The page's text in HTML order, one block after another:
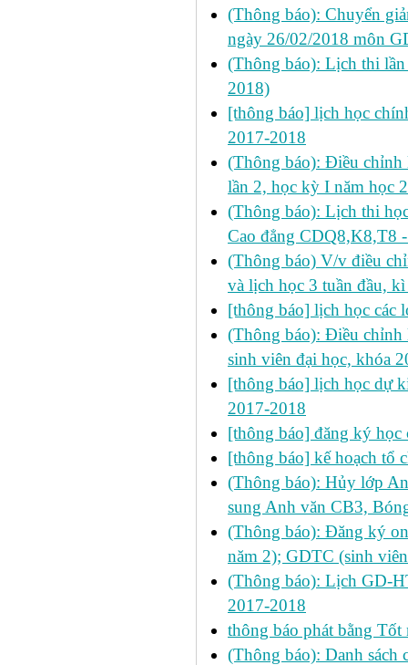
(Thông báo): Chuyển
ngày 26/02/2018 môn
(Thông báo): Lịch thi
2018)
[thông báo] lịch học
2017-2018
(Thông báo): Điều
lần 2, học kỳ I năm học
(Thông báo): Lịch thi
Cao đẳng CDQ8,K8,T8
(Thông báo) V/v điều
và lịch học 3 tuần đầu,
[thông báo] lịch học các
(Thông báo): Điều chỉnh
sinh viên đại học, khóa
[thông báo] lịch học dự
2017-2018
[thông báo] đăng ký
[thông báo] kế hoạch tổ
(Thông báo): Hủy lớp
sung Anh văn CB3,
(Thông báo): Đăng ký
năm 2); GDTC (sinh
(Thông báo): Lịch GD-
2017-2018
thông báo phát bằng
(Thông báo): Danh sách